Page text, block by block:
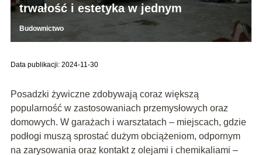
trwałość i estetyka w jednym
Budownictwo
Data publikacji: 2024-11-30
Posadzki żywiczne zdobywają coraz większą
popularność w zastosowaniach przemysłowych oraz
domowych. W garażach i warsztatach – miejscach, gdzie
podłogi muszą sprostać dużym obciążeniom, odpornym
na zarysowania oraz kontakt z olejami i chemikaliami –